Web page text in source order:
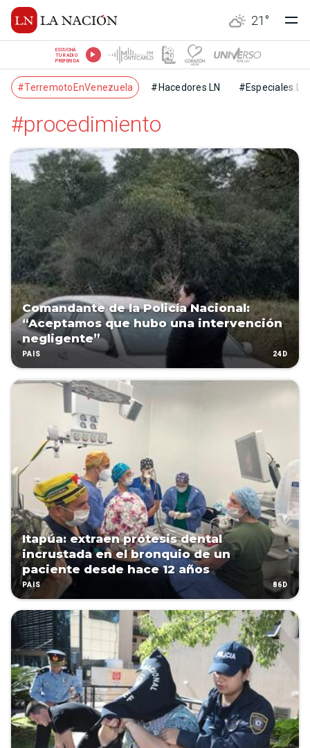
21 °
ESCUCHÁ
TU RADIO
PREFERIDA
#TerremotoEnVenezuela #Hacedores LN #Especiales LN
#procedimiento
Comandante de la Policía Nacional:
“Aceptamos que hubo una intervención
negligente”
PAÍS 24D
Itapúa: extraen prótesis dental
incrustada en el bronquio de un
paciente desde hace 12 años
PAÍS 86D